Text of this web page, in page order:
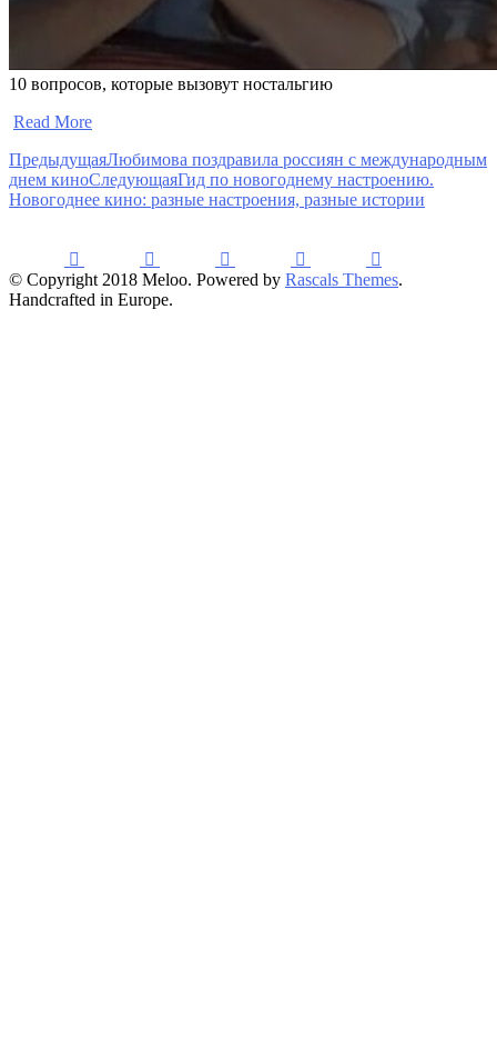
10 вопросов, которые вызовут ностальгию
Read More
ПредыдущаяЛюбимова поздравила россиян с международным
днем киноСледующаяГид по новогоднему настроению.
Новогоднее кино: разные настроения, разные истории
© Copyright 2018 Meloo. Powered by Rascals Themes.
Handcrafted in Europe.